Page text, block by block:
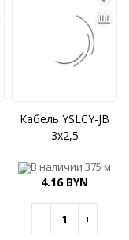
Кабель YSLCY-JB
3x2,5
В наличии375 м
4.16 BYN
− +